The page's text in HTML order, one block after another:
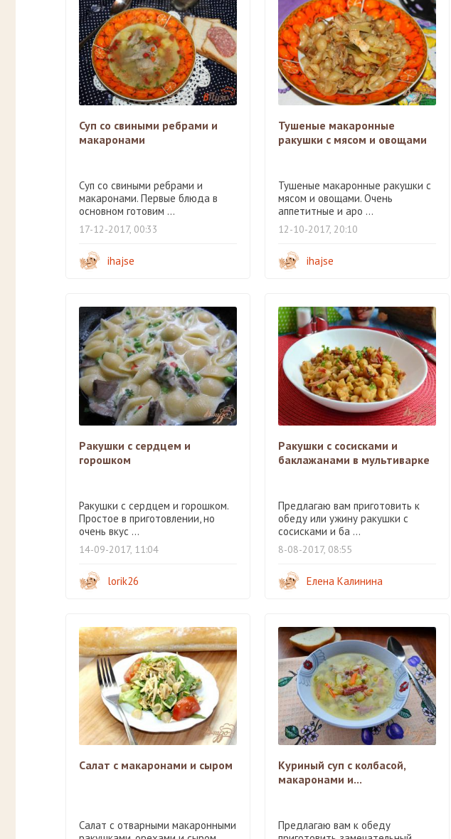
Суп со свиными ребрами и
макаронами
Суп со свиными ребрами и
макаронами. Первые блюда в
основном готовим ...
17-12-2017, 00:33
ihajse
Тушеные макаронные
ракушки с мясом и овощами
Тушеные макаронные ракушки с
мясом и овощами. Очень
аппетитные и аро ...
12-10-2017, 20:10
ihajse
Ракушки с сердцем и
горошком
Ракушки с сердцем и горошком.
Простое в приготовлении, но
очень вкус ...
14-09-2017, 11:04
lorik26
Ракушки с сосисками и
баклажанами в мультиварке
Предлагаю вам приготовить к
обеду или ужину ракушки с
сосисками и ба ...
8-08-2017, 08:55
Елена Калинина
Салат с макаронами и сыром
Салат с отварными макаронными
Куриный суп с колбасой,
макаронами и...
Предлагаю вам к обеду